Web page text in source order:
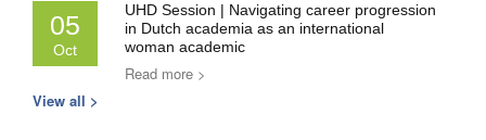
05
Oct
UHD Session | Navigating career progression
in Dutch academia as an international
woman academic
Read more >
View all >